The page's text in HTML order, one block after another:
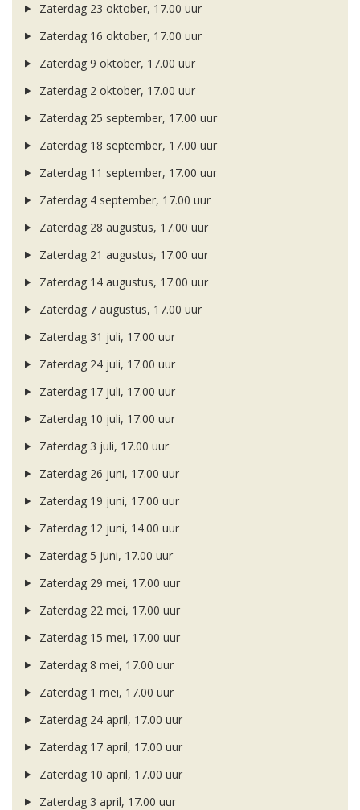
Zaterdag 23 oktober, 17.00 uur
Zaterdag 16 oktober, 17.00 uur
Zaterdag 9 oktober, 17.00 uur
Zaterdag 2 oktober, 17.00 uur
Zaterdag 25 september, 17.00 uur
Zaterdag 18 september, 17.00 uur
Zaterdag 11 september, 17.00 uur
Zaterdag 4 september, 17.00 uur
Zaterdag 28 augustus, 17.00 uur
Zaterdag 21 augustus, 17.00 uur
Zaterdag 14 augustus, 17.00 uur
Zaterdag 7 augustus, 17.00 uur
Zaterdag 31 juli, 17.00 uur
Zaterdag 24 juli, 17.00 uur
Zaterdag 17 juli, 17.00 uur
Zaterdag 10 juli, 17.00 uur
Zaterdag 3 juli, 17.00 uur
Zaterdag 26 juni, 17.00 uur
Zaterdag 19 juni, 17.00 uur
Zaterdag 12 juni, 14.00 uur
Zaterdag 5 juni, 17.00 uur
Zaterdag 29 mei, 17.00 uur
Zaterdag 22 mei, 17.00 uur
Zaterdag 15 mei, 17.00 uur
Zaterdag 8 mei, 17.00 uur
Zaterdag 1 mei, 17.00 uur
Zaterdag 24 april, 17.00 uur
Zaterdag 17 april, 17.00 uur
Zaterdag 10 april, 17.00 uur
Zaterdag 3 april, 17.00 uur